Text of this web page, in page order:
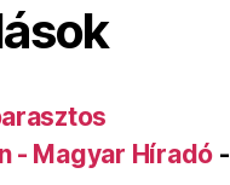
- Magyar Híradó-